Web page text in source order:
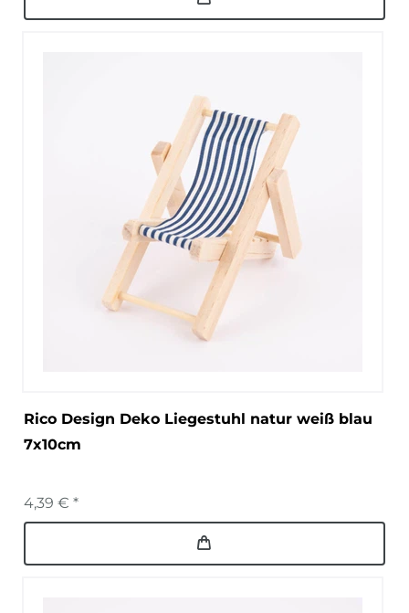
Rico Design Deko Liegestuhl natur weiß blau
7x10cm
4,39 € *